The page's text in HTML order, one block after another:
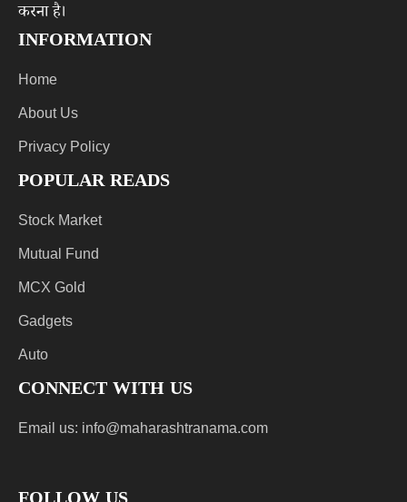
करना है।
INFORMATION
Home
About Us
Privacy Policy
POPULAR READS
Stock Market
Mutual Fund
MCX Gold
Gadgets
Auto
CONNECT WITH US
Email us: info@maharashtranama.com